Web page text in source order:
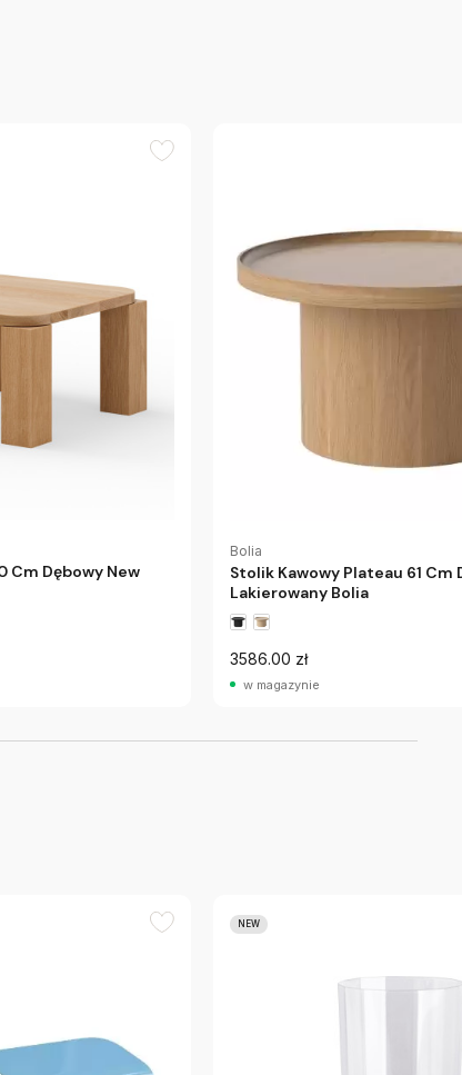
Cm Dębowy New
Bolia
Stolik Kawowy Plateau 61 Cm
Lakierowany Bolia
3586.00 zł
w magazynie
NEW